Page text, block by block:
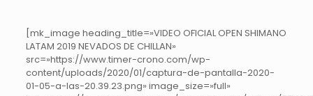
[mk_image heading_title=»VIDEO OFICIAL OPEN SHIMANO
LATAM 2019 NEVADOS DE CHILLAN»
src=»https://www.timer-crono.com/wp-
content/uploads/2020/01/captura-de-pantalla-2020-
01-05-a-las-20.39.23.png» image_size=»full»